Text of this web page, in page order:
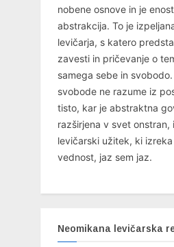
nobene osnove in je
abstrakcija. To je
levičarja, s katero
zavesti in pričevanje o
samega sebe in
svobode ne razume iz
tisto, kar je abstraktna
razširjena v svet onstran,
levičarski užitek, ki
vednost, jaz sem jaz.
Neomikana levičarska